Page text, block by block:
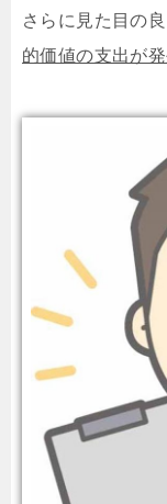
さらに見た目の
的価値の支出が